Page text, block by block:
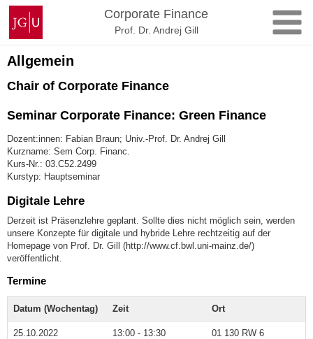
Zum
Inhalt
springen
Johannes
Gutenberg-
Universität
Mainz
Corporate Finance
Prof. Dr. Andrej Gill
Allgemein
Chair of Corporate Finance
Seminar Corporate Finance: Green Finance
Dozent:innen: Fabian Braun; Univ.-Prof. Dr. Andrej Gill
Kurzname: Sem Corp. Financ.
Kurs-Nr.: 03.C52.2499
Kurstyp: Hauptseminar
Digitale Lehre
Derzeit ist Präsenzlehre geplant. Sollte dies nicht möglich sein, werden
unsere Konzepte für digitale und hybride Lehre rechtzeitig auf der
Homepage von Prof. Dr. Gill (http://www.cf.bwl.uni-mainz.de/)
veröffentlicht.
Termine
Datum (Wochentag) Zeit Ort
25.10.2022
13:00 - 13:30
01 130 RW 6